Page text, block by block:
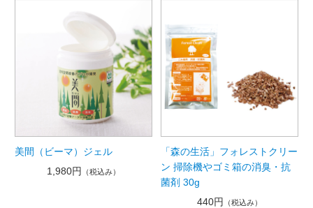
美間（ビーマ）ジェル
1,980円
（税込み）
「森の生活」フォレストクリー
ン 掃除機やゴミ箱の消臭・抗
菌剤 30g
440円
（税込み）